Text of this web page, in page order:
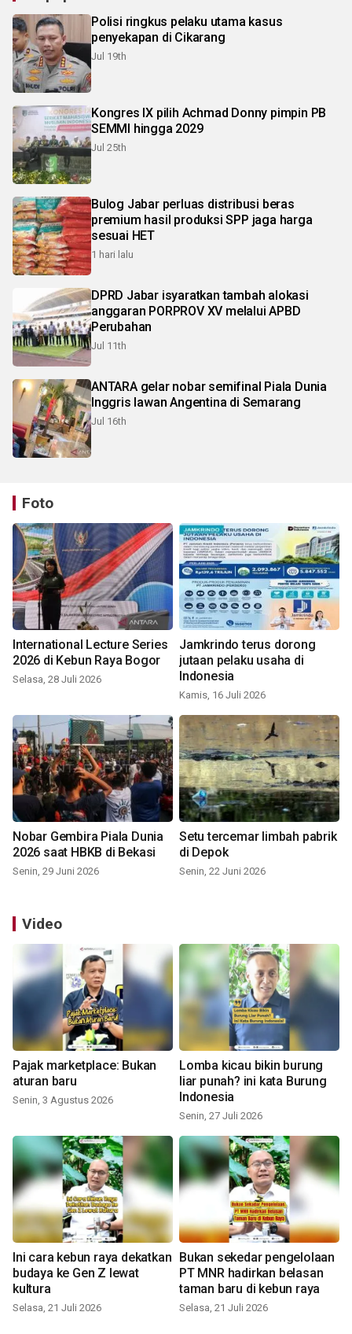
Polisi ringkus pelaku utama kasus
penyekapan di Cikarang
Jul 19th
Kongres IX pilih Achmad Donny pimpin PB
SEMMI hingga 2029
Jul 25th
Bulog Jabar perluas distribusi beras
premium hasil produksi SPP jaga harga
sesuai HET
1 hari lalu
DPRD Jabar isyaratkan tambah alokasi
anggaran PORPROV XV melalui APBD
Perubahan
Jul 11th
ANTARA gelar nobar semifinal Piala Dunia
Inggris lawan Angentina di Semarang
Jul 16th
Foto
International Lecture Series
2026 di Kebun Raya Bogor
Selasa, 28 Juli 2026
Jamkrindo terus dorong
jutaan pelaku usaha di
Indonesia
Kamis, 16 Juli 2026
Nobar Gembira Piala Dunia
2026 saat HBKB di Bekasi
Senin, 29 Juni 2026
Setu tercemar limbah pabrik
di Depok
Senin, 22 Juni 2026
Video
Pajak marketplace: Bukan
aturan baru
Senin, 3 Agustus 2026
Lomba kicau bikin burung
liar punah? ini kata Burung
Indonesia
Senin, 27 Juli 2026
Ini cara kebun raya dekatkan
budaya ke Gen Z lewat
kultura
Selasa, 21 Juli 2026
Bukan sekedar pengelolaan
PT MNR hadirkan belasan
taman baru di kebun raya
Selasa, 21 Juli 2026